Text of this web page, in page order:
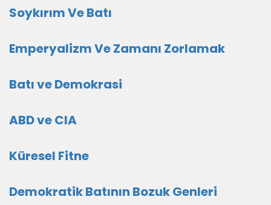
Soykırım Ve Batı
Emperyalizm Ve Zamanı Zorlamak
Batı ve Demokrasi
ABD ve CIA
Küresel Fitne
Demokratik Batının Bozuk Genleri